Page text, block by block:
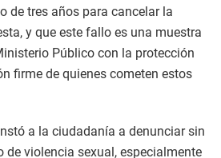
de tres años para cancelar la
y que este fallo es una muestra
Público con la protección
firme de quienes cometen estos
a la ciudadanía a denunciar sin
de violencia sexual, especialmente